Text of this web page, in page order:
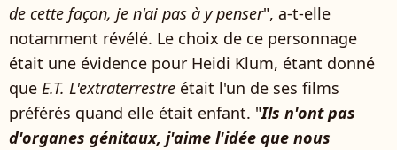
de cette façon, je n'ai pas à y penser", a-t-elle
notamment révélé. Le choix de ce personnage
était une évidence pour Heidi Klum, étant donné
que E.T. L'extraterrestre était l'un de ses films
préférés quand elle était enfant. "Ils n'ont pas
d'organes génitaux, j'aime l'idée que nous